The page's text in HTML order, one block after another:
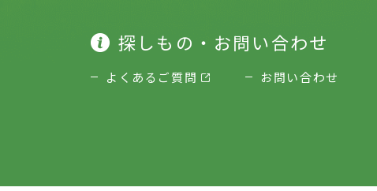
探しもの・お問い合わせ
よくあるご質問 お問い合わせ